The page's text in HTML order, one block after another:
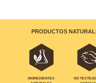
PRODUCTOS
INGREDIENTES
NO